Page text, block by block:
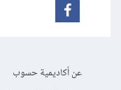
عن أكاديمية حسوب